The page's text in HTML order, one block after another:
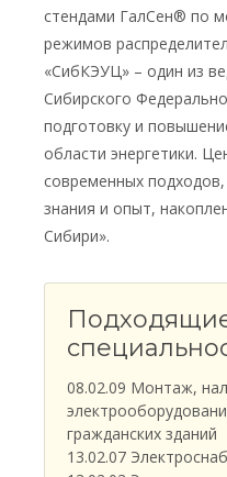
стендами ГалСен® по
режимов
«СибКЭУЦ» – один из
Сибирского
подготовку и
области энергетики.
современных
знания и опыт,
Сибири».
08.02.09 Монтаж,
гражданских зданий
13.02.07